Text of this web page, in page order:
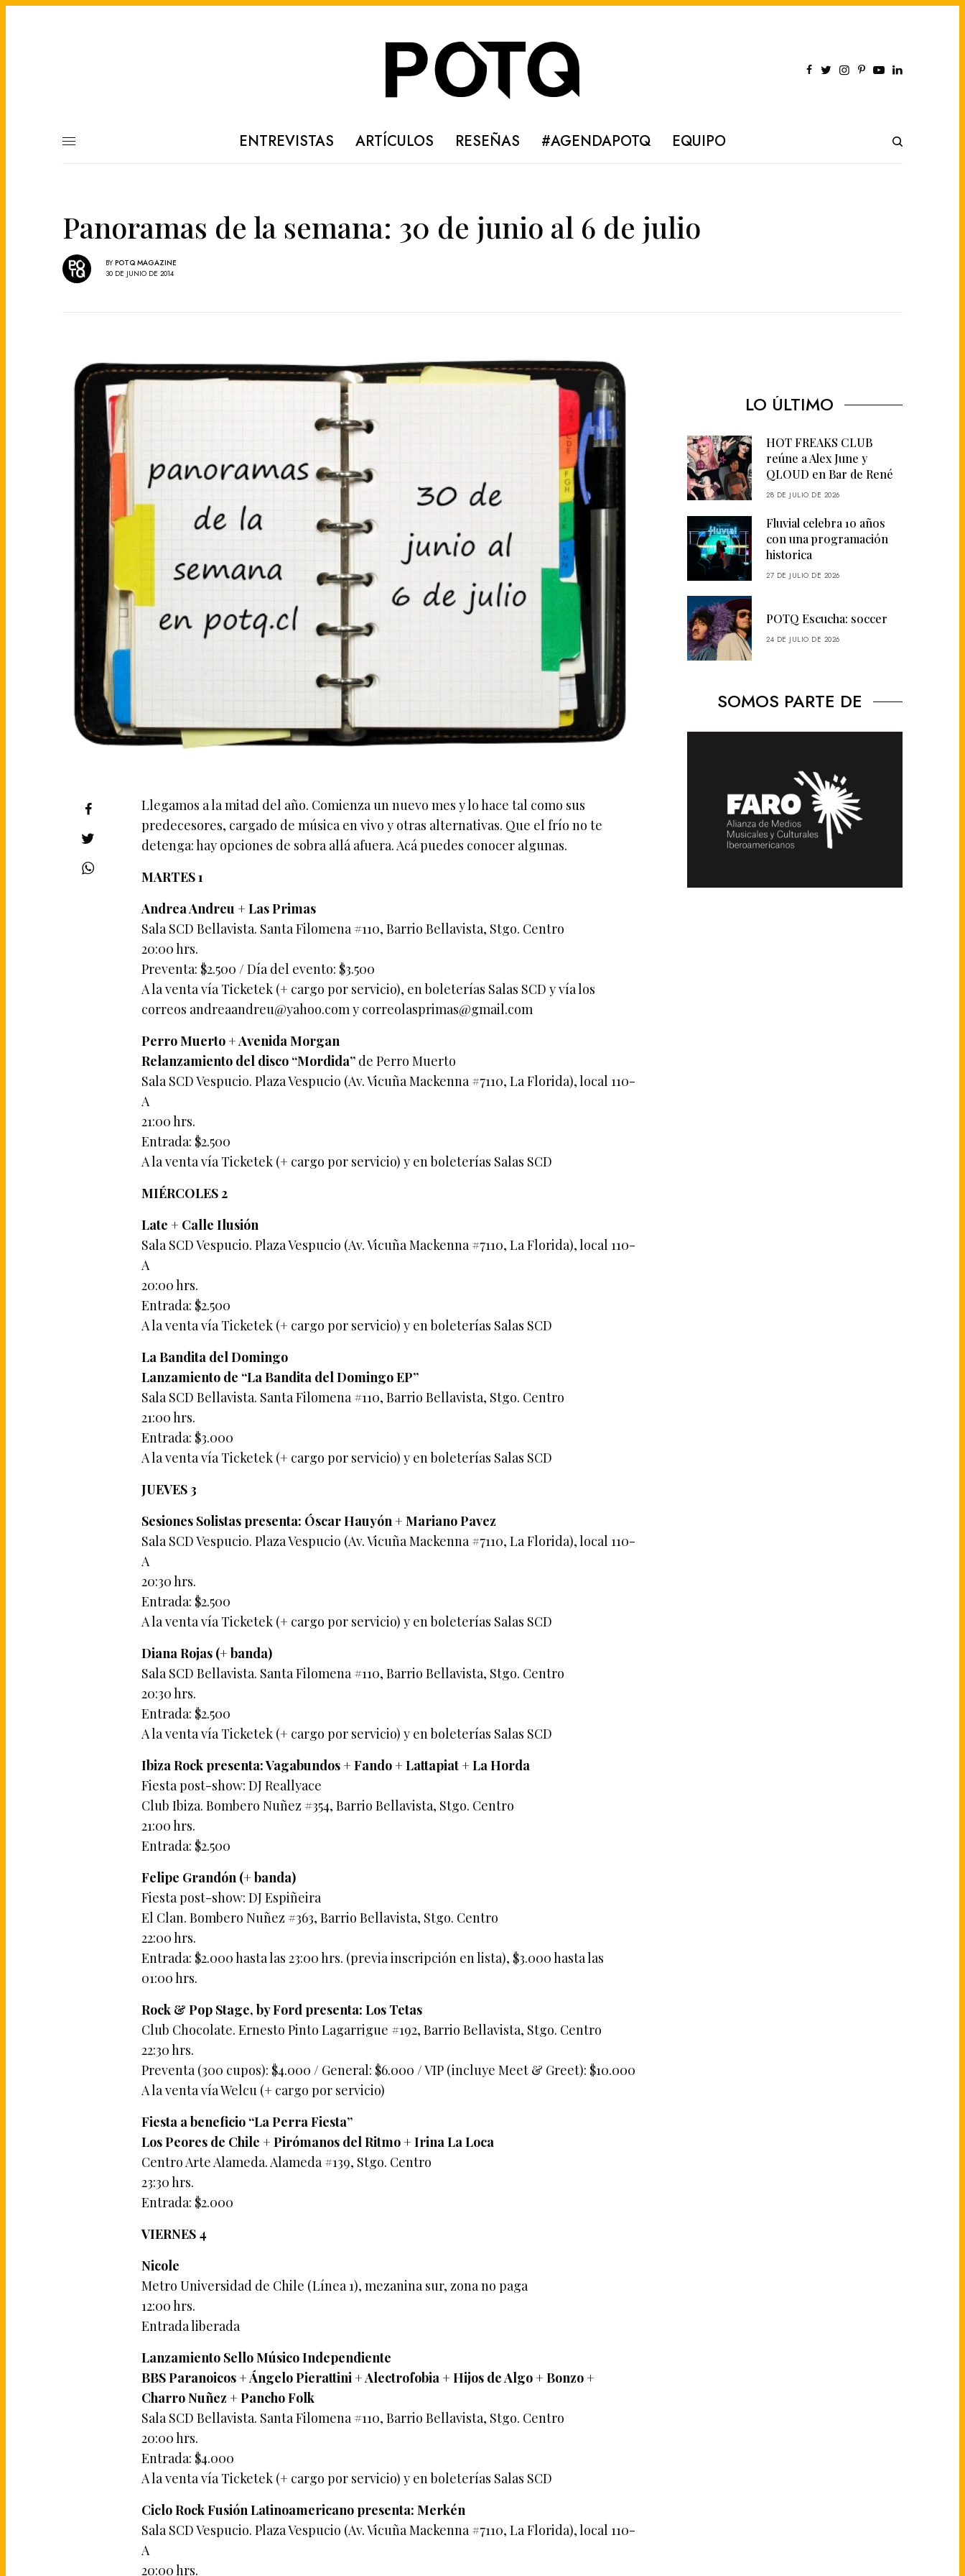
ENTREVISTAS ARTÍCULOS RESEÑAS #AGENDAPOTQ EQUIPO
Panoramas de la semana: 30 de junio al 6 de julio
BY POTQ MAGAZINE
30 DE JUNIO DE 2014
Llegamos a la mitad del año. Comienza un nuevo mes y lo hace tal como sus
predecesores, cargado de música en vivo y otras alternativas. Que el frío no te
detenga: hay opciones de sobra allá afuera. Acá puedes conocer algunas.
MARTES 1
Andrea Andreu + Las Primas
Sala SCD Bellavista. Santa Filomena #110, Barrio Bellavista, Stgo. Centro
20:00 hrs.
Preventa: $2.500 / Día del evento: $3.500
A la venta vía Ticketek (+ cargo por servicio), en boleterías Salas SCD y vía los
correos andreaandreu@yahoo.comy correolasprimas@gmail.com
Perro Muerto + Avenida Morgan
Relanzamiento del disco “Mordida” de Perro Muerto
Sala SCD Vespucio. Plaza Vespucio (Av. Vicuña Mackenna #7110, La Florida), local 110-
A
21:00 hrs.
Entrada: $2.500
A la venta vía Ticketek (+ cargo por servicio) y en boleterías Salas SCD
MIÉRCOLES 2
Late + Calle Ilusión
Sala SCD Vespucio. Plaza Vespucio (Av. Vicuña Mackenna #7110, La Florida), local 110-
A
20:00 hrs.
Entrada: $2.500
A la venta vía Ticketek (+ cargo por servicio) y en boleterías Salas SCD
La Bandita del Domingo
Lanzamiento de “La Bandita del Domingo EP”
Sala SCD Bellavista. Santa Filomena #110, Barrio Bellavista, Stgo. Centro
21:00 hrs.
Entrada: $3.000
A la venta vía Ticketek (+ cargo por servicio) y en boleterías Salas SCD
JUEVES 3
Sesiones Solistas presenta: Óscar Hauyón + Mariano Pavez
Sala SCD Vespucio. Plaza Vespucio (Av. Vicuña Mackenna #7110, La Florida), local 110-
A
20:30 hrs.
Entrada: $2.500
A la venta vía Ticketek (+ cargo por servicio) y en boleterías Salas SCD
Diana Rojas (+ banda)
Sala SCD Bellavista. Santa Filomena #110, Barrio Bellavista, Stgo. Centro
20:30 hrs.
Entrada: $2.500
A la venta vía Ticketek (+ cargo por servicio) y en boleterías Salas SCD
Ibiza Rock presenta: Vagabundos + Fando + Lattapiat + La Horda
Fiesta post-show: DJ Reallyace
Club Ibiza. Bombero Nuñez #354, Barrio Bellavista, Stgo. Centro
21:00 hrs.
Entrada: $2.500
Felipe Grandón (+ banda)
Fiesta post-show: DJ Espiñeira
El Clan. Bombero Nuñez #363, Barrio Bellavista, Stgo. Centro
22:00 hrs.
Entrada: $2.000 hasta las 23:00 hrs. (previa inscripción en lista), $3.000 hasta las
01:00 hrs.
Rock & Pop Stage, by Ford presenta: Los Tetas
Club Chocolate. Ernesto Pinto Lagarrigue #192, Barrio Bellavista, Stgo. Centro
22:30 hrs.
Preventa (300 cupos): $4.000 / General: $6.000 / VIP (incluye Meet & Greet): $10.000
A la venta vía Welcu (+ cargo por servicio)
Fiesta a beneficio “La Perra Fiesta”
Los Peores de Chile + Pirómanos del Ritmo + Irina La Loca
Centro Arte Alameda. Alameda #139, Stgo. Centro
23:30 hrs.
Entrada: $2.000
VIERNES 4
Nicole
Metro Universidad de Chile (Línea 1), mezanina sur, zona no paga
12:00 hrs.
Entrada liberada
Lanzamiento Sello Músico Independiente
BBS Paranoicos + Ángelo Pierattini + Alectrofobia + Hijos de Algo + Bonzo +
Charro Nuñez + Pancho Folk
Sala SCD Bellavista. Santa Filomena #110, Barrio Bellavista, Stgo. Centro
20:00 hrs.
Entrada: $4.000
A la venta vía Ticketek (+ cargo por servicio) y en boleterías Salas SCD
Ciclo Rock Fusión Latinoamericano presenta: Merkén
Sala SCD Vespucio. Plaza Vespucio (Av. Vicuña Mackenna #7110, La Florida), local 110-
A
20:00 hrs.
LO ÚLTIMO
HOT FREAKS CLUB
reúne a Alex June y
QLOUD en Bar de René
28 DE JULIO DE 2026
Fluvial celebra 10 años
con una programación
historica
27 DE JULIO DE 2026
POTQ Escucha: soccer
24 DE JULIO DE 2026
SOMOS PARTE DE